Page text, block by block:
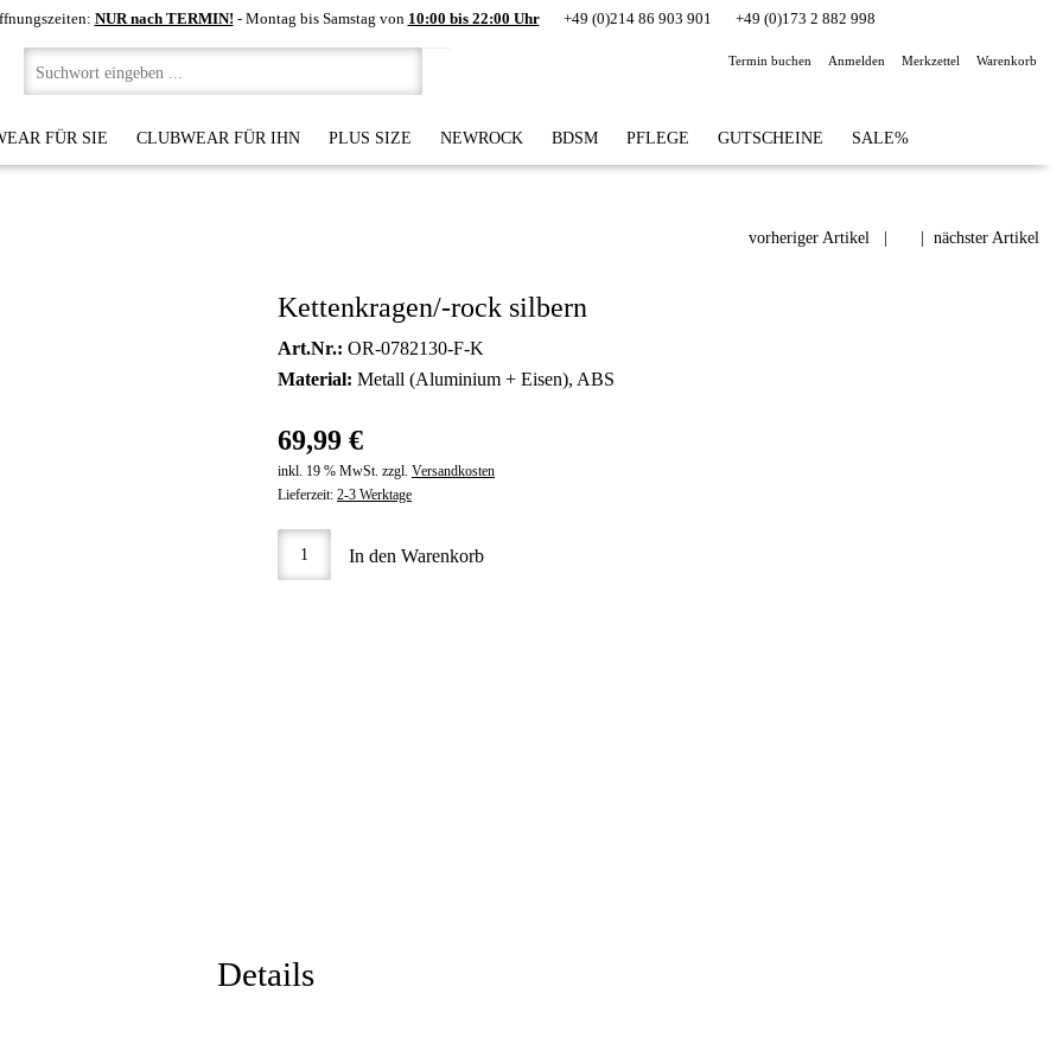
NUR nach TERMIN! - Montag bis Samstag von 10:00 bis 22:00 Uhr +49 (0)214 86 903 901 +49 (0)173 2 882 998
Termin buchen Anmelden Merkzettel Warenkorb
FÜR SIE CLUBWEAR FÜR IHN PLUS SIZE NEWROCK BDSM PFLEGE GUTSCHEINE SALE%
vorheriger Artikel | | nächster Artikel
Kettenkragen/-rock silbern
Art.Nr.: OR-0782130-F-K
Material: Metall (Aluminium + Eisen), ABS
69,99 €
inkl. 19 % MwSt. zzgl. Versandkosten
Lieferzeit: 2-3 Werktage
In den Warenkorb
Details